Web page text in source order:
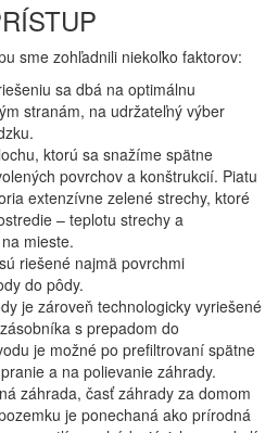
sme zohľadnili niekoľko faktorov:
sa dbá na optimálnu
stranám, na udržateľný výber
ktorú sa snažíme spätne
povrchov a konštrukcií. Piatu
extenzívne zelené strechy, ktoré
– teplotu strechy a
mieste.
riešené najmä povrchmi
do pôdy.
je zároveň technologicky vyriešené
s prepadom do
je možné po prefiltrovaní spätne
a na polievanie záhrady.
záhrada, časť záhrady za domom
je ponechaná ako prírodná